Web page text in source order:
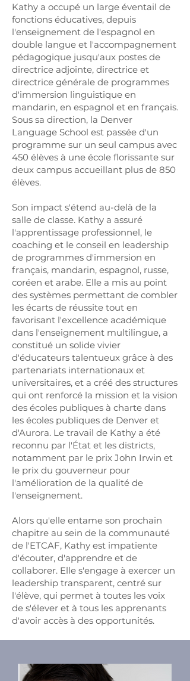
Kathy a occupé un large éventail de
fonctions éducatives, depuis
l'enseignement de l'espagnol en
double langue et l'accompagnement
pédagogique jusqu'aux postes de
directrice adjointe, directrice et
directrice générale de programmes
d'immersion linguistique en
mandarin, en espagnol et en français.
Sous sa direction, la Denver
Language School est passée d'un
programme sur un seul campus avec
450 élèves à une école florissante sur
deux campus accueillant plus de 850
élèves.
Son impact s'étend au-delà de la
salle de classe. Kathy a assuré
l'apprentissage professionnel, le
coaching et le conseil en leadership
de programmes d'immersion en
français, mandarin, espagnol, russe,
coréen et arabe. Elle a mis au point
des systèmes permettant de combler
les écarts de réussite tout en
favorisant l'excellence académique
dans l'enseignement multilingue, a
constitué un solide vivier
d'éducateurs talentueux grâce à des
partenariats internationaux et
universitaires, et a créé des structures
qui ont renforcé la mission et la vision
des écoles publiques à charte dans
les écoles publiques de Denver et
d'Aurora. Le travail de Kathy a été
reconnu par l'État et les districts,
notamment par le prix John Irwin et
le prix du gouverneur pour
l'amélioration de la qualité de
l'enseignement.
Alors qu'elle entame son prochain
chapitre au sein de la communauté
de l'ETCAF, Kathy est impatiente
d'écouter, d'apprendre et de
collaborer. Elle s'engage à exercer un
leadership transparent, centré sur
l'élève, qui permet à toutes les voix
de s'élever et à tous les apprenants
d'avoir accès à des opportunités.